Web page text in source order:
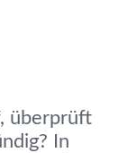
überprüft
In